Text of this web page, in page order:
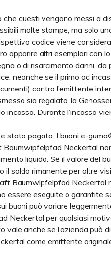
questi vengono messi a
molte stampe, ma solo
codice viene
apparire altri esemplari con
o di risarcimento danni,
neanche se il primo ad
contro l’emittente
sia regalato, la
incassa. Durante l’incasso
stato pagato. I buoni e-
Neckertal
liquido. Se il valore del
il saldo rimanente per altre
Baumwipfelpfad Neckertal
essere eseguite o garantite
buoni può variare
Neckertal per qualsiasi
vale anche se l’azienda può
come emittente